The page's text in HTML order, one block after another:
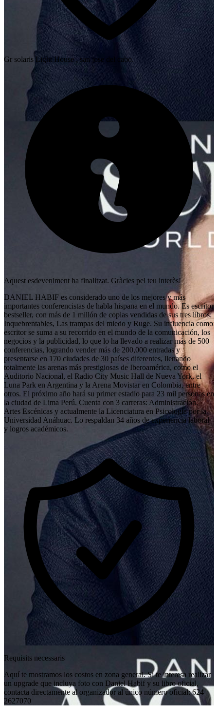
Gr solaris Light House , san jose del cabo.
Aquest esdeveniment ha finalitzat. Gràcies pel teu interès!
DANIEL HABIF es considerado uno de los mejores y más
importantes conferencistas de habla hispana en el mundo. Es escritor
bestseller, con más de 1 millón de copias vendidas de sus tres libros:
Inquebrentables, Las trampas del miedo y Ruge. Su influencia como
escritor se suma a su recorrido en el mundo de la comunicación, los
negocios y la publicidad, lo que lo ha llevado a realizar más de 500
conferencias, logrando vender más de 200,000 entradas y
presentarse en 170 ciudades de 30 países diferentes, llenando
totalmente las arenas más prestigiosas de Iberoamérica, como el
Auditorio Nacional, el Radio City Music Hall de Nueva York, el
Luna Park en Argentina y la Arena Movistar en Colombia, entre
otros. El próximo año hará su primer estadio para 23 mil personas en
la ciudad de Lima Perú. Cuenta con 3 carreras: Administración,
Artes Escénicas y actualmente la Licenciatura en Psicología por la
Universidad Anáhuac. Lo respaldan 34 años de experiencia laboral
y logros académicos.
Requisits necessaris
Aquí te mostramos los costos en zona general. Si te interesa realizar
un upgrade que incluya foto con Daniel Habif y su libro oficial,
contacta directamente al organizador al único número oficial: 624
2627070